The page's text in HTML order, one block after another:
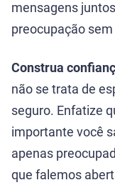
mensagens
preocupação
Construa
não se trata de
seguro. Enfatize
importante você
apenas
que falemos